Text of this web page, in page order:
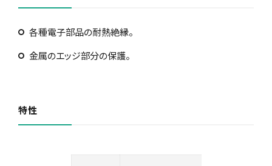
各種電子部品の耐熱絶縁。
金属のエッジ部分の保護。
特性